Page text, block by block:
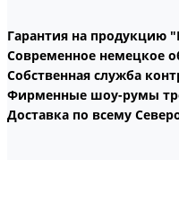
Гарантия на продукцию
Современное немецкое
Собственная служба
Фирменные шоу-румы
Доставка по всему